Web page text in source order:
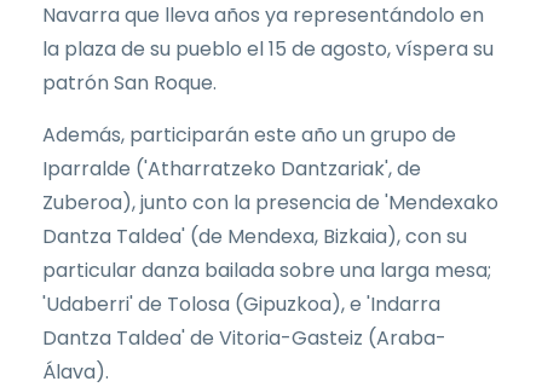
Navarra que lleva años ya representándolo en
la plaza de su pueblo el 15 de agosto, víspera su
patrón San Roque.
Además, participarán este año un grupo de
Iparralde ('Atharratzeko Dantzariak', de
Zuberoa), junto con la presencia de 'Mendexako
Dantza Taldea' (de Mendexa, Bizkaia), con su
particular danza bailada sobre una larga mesa;
'Udaberri' de Tolosa (Gipuzkoa), e 'Indarra
Dantza Taldea' de Vitoria-Gasteiz (Araba-
Álava).